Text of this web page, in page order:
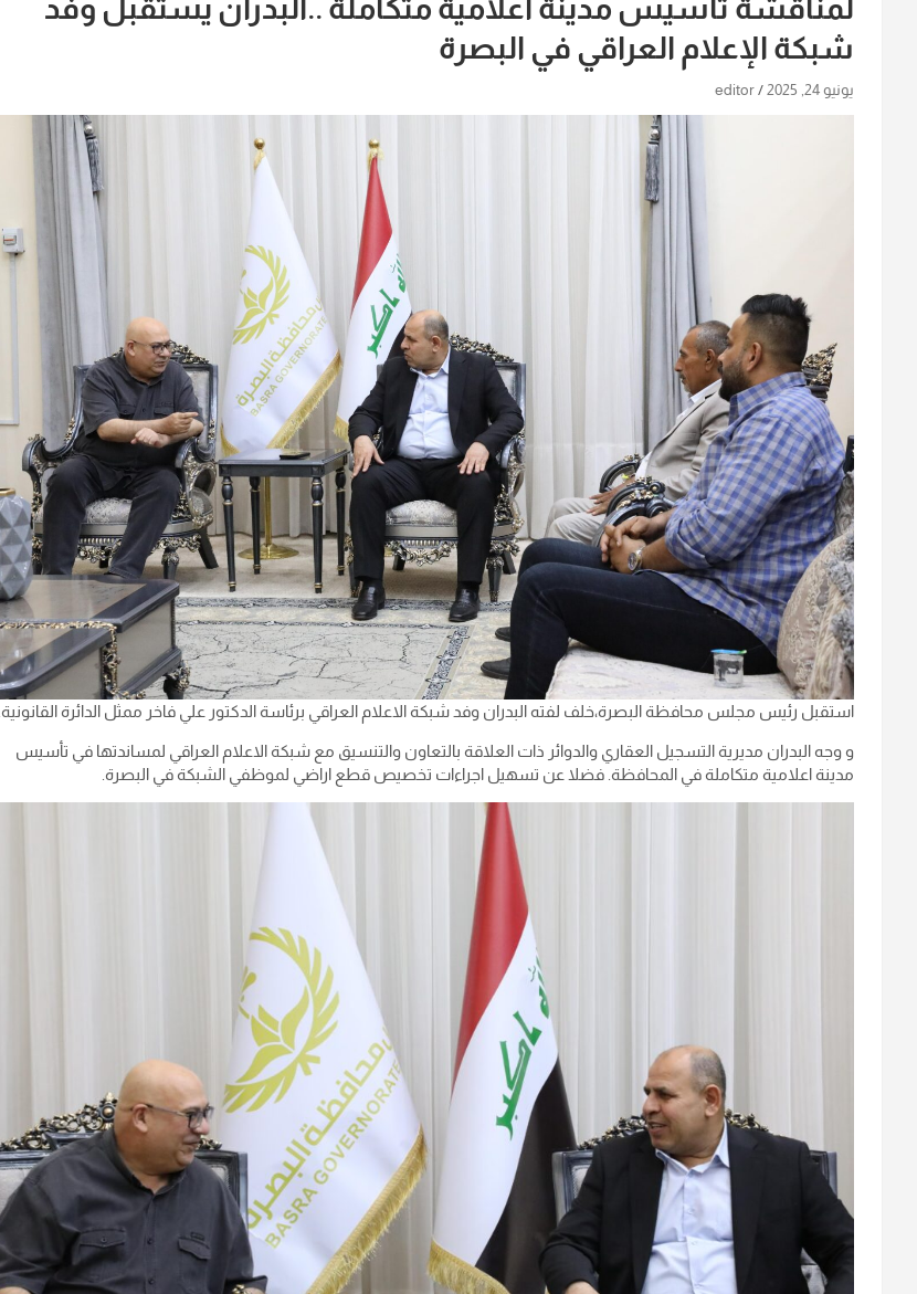
لمناقشة تأسيس مدينة اعلامية متكاملة ..البدران يستقبل وفد
شبكة الإعلام العراقي في البصرة
يونيو 24, 2025 editor
استقبل رئيس مجلس محافظة البصرة،خلف لفته البدران وفد شبكة الاعلام العراقي برئاسة الدكتور علي فاخر ممثل الدائرة القانونية.
و وجه البدران مديرية التسجيل العقاري والدوائر ذات العلاقة بالتعاون والتنسيق مع شبكة الاعلام العراقي لمساندتها في تأسيس
مدينة اعلامية متكاملة في المحافظة. فضلا عن تسهيل اجراءات تخصيص قطع اراضي لموظفي الشبكة في البصرة.